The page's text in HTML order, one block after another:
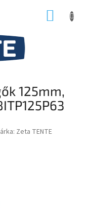
KOSÁR
125mm,
Zeta TENTE